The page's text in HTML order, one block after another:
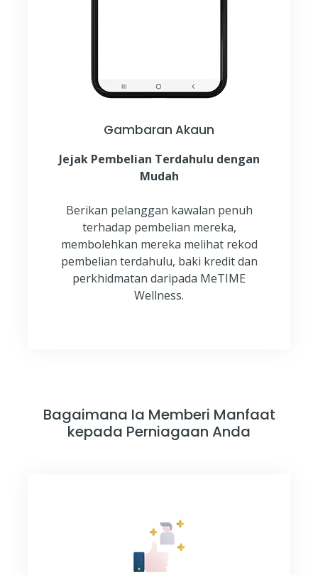
Gambaran Akaun
Jejak Pembelian Terdahulu dengan
Mudah
Berikan pelanggan kawalan penuh
terhadap pembelian mereka,
membolehkan mereka melihat rekod
pembelian terdahulu, baki kredit dan
perkhidmatan daripada MeTIME
Wellness.
Bagaimana Ia Memberi Manfaat
kepada Perniagaan Anda